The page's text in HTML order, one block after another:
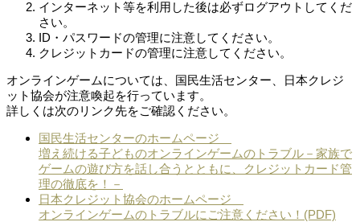
インターネット等を利用した後は必ずログアウトしてくだ
さい。
ID・パスワードの管理に注意してください。
クレジットカードの管理に注意してください。
オンラインゲームについては、国民生活センター、日本クレジ
ット協会が注意喚起を行っています。
詳しくは次のリンク先をご確認ください。
国民生活センターのホームページ
増え続ける子どものオンラインゲームのトラブル－家族で
ゲームの遊び方を話し合うとともに、クレジットカード管
理の徹底を！－
日本クレジット協会のホームページ
オンラインゲームのトラブルにご注意ください！(PDF)